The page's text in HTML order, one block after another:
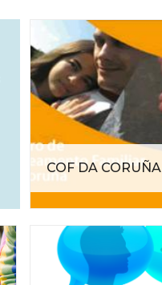
COF DA CORUÑA